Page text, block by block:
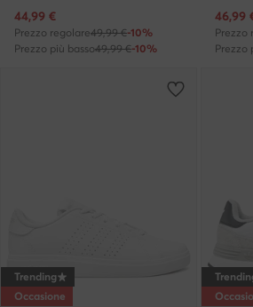
Prezzo attuale
44,99 €
Prezzo regolare49,99 €-10%
Prezzo più basso49,99 €-10%
46,99
Prezzo
Prezzo
Trending
Occasione